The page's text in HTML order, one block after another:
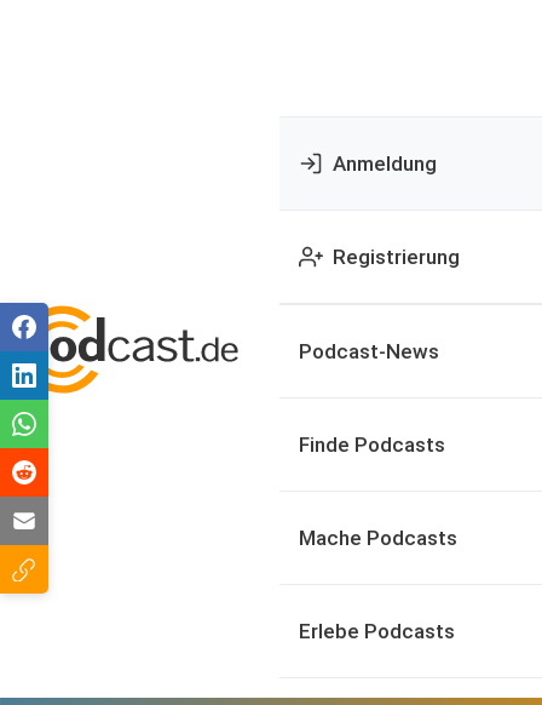
Anmeldung
Registrierung
Podcast-News
Finde Podcasts
Mache Podcasts
Erlebe Podcasts